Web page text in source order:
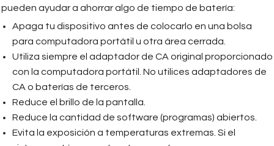
pueden ayudar a ahorrar algo de tiempo de batería:
Apaga tu dispositivo antes de colocarlo en una bolsa
para computadora portátil u otra área cerrada.
Utiliza siempre el adaptador de CA original proporcionado
con la computadora portátil. No utilices adaptadores de
CA o baterías de terceros.
Reduce el brillo de la pantalla.
Reduce la cantidad de software (programas) abiertos.
Evita la exposición a temperaturas extremas. Si el